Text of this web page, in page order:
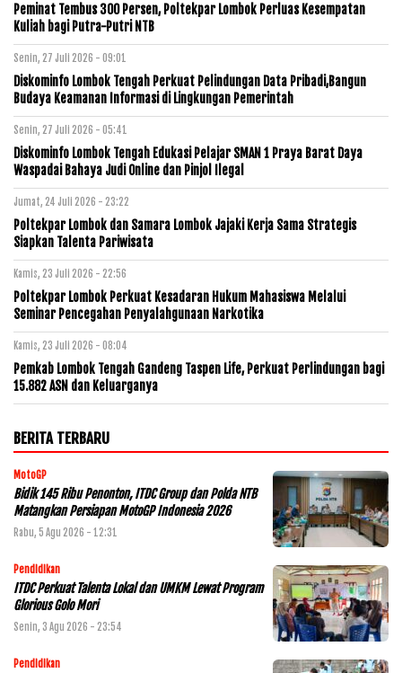
Peminat Tembus 300 Persen, Poltekpar Lombok Perluas Kesempatan
Kuliah bagi Putra-Putri NTB
Senin, 27 Juli 2026 - 09:01
Diskominfo Lombok Tengah Perkuat Pelindungan Data Pribadi,Bangun
Budaya Keamanan Informasi di Lingkungan Pemerintah
Senin, 27 Juli 2026 - 05:41
Diskominfo Lombok Tengah Edukasi Pelajar SMAN 1 Praya Barat Daya
Waspadai Bahaya Judi Online dan Pinjol Ilegal
Jumat, 24 Juli 2026 - 23:22
Poltekpar Lombok dan Samara Lombok Jajaki Kerja Sama Strategis
Siapkan Talenta Pariwisata
Kamis, 23 Juli 2026 - 22:56
Poltekpar Lombok Perkuat Kesadaran Hukum Mahasiswa Melalui
Seminar Pencegahan Penyalahgunaan Narkotika
Kamis, 23 Juli 2026 - 08:04
Pemkab Lombok Tengah Gandeng Taspen Life, Perkuat Perlindungan bagi
15.882 ASN dan Keluarganya
BERITA TERBARU
MotoGP
Bidik 145 Ribu Penonton, ITDC Group dan Polda NTB
Matangkan Persiapan MotoGP Indonesia 2026
Rabu, 5 Agu 2026 - 12:31
Pendidikan
ITDC Perkuat Talenta Lokal dan UMKM Lewat Program
Glorious Golo Mori
Senin, 3 Agu 2026 - 23:54
Pendidikan